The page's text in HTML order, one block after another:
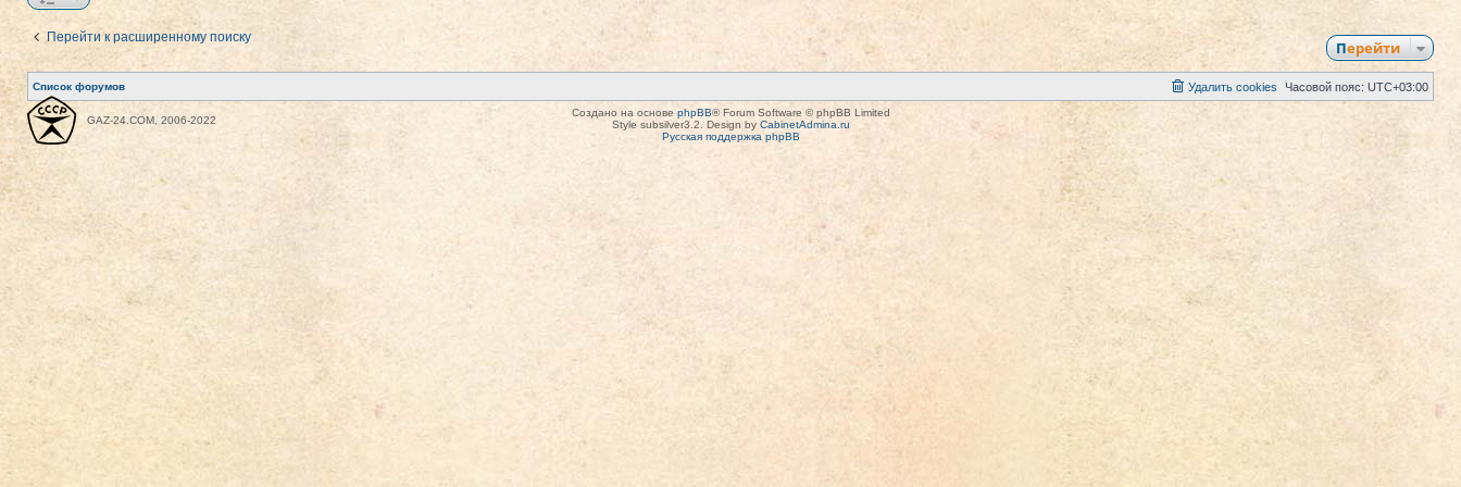
Перейти к расширенному поиску
Перейти
Список форумов Часовой пояс: UTC+03:00
Удалить cookies
GAZ-24.COM, 2006-2022
Создано на основе phpBB® Forum Software © phpBB Limited
Style subsilver3.2. Design by CabinetAdmina.ru
Русская поддержка phpBB